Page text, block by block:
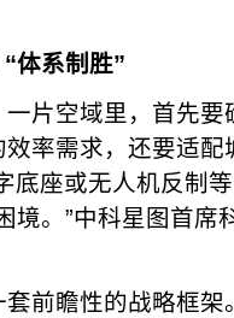
体系制胜”
片空域里，首先
率需求，还要适
底座或无人机反制
境。”中科星图首
前瞻性的战略框